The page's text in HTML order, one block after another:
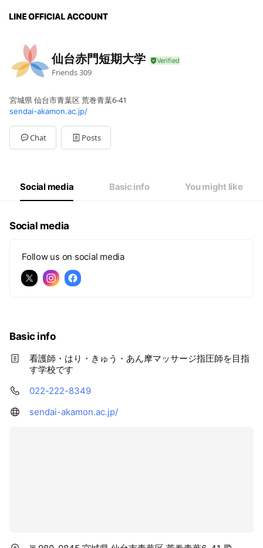
仙台赤門短期大学
Friends309
宮城県 仙台市青葉区 荒巻青葉6-41
sendai-akamon.ac.jp/
Chat Posts
Social media Basic info You might like
Social media
Follow us on social media
Basic info
看護師・はり・きゅう・あん摩マッサージ指圧師を目指
す学校です
022-222-8349
sendai-akamon.ac.jp/